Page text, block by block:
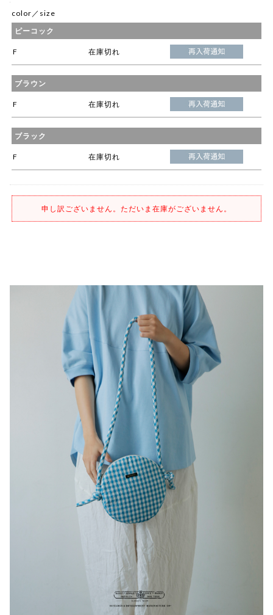
color／size
ピーコック
F 在庫切れ
ブラウン
F 在庫切れ
ブラック
F 在庫切れ
申し訳ございません。ただいま在庫がございません。